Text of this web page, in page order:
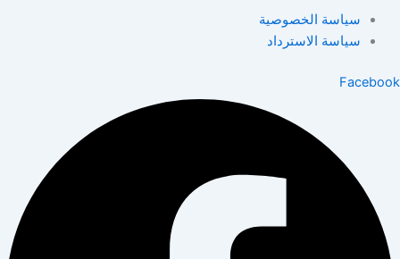
سياسة الخصوصية
سياسة الاسترداد
Facebook